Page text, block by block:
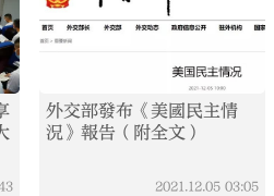
外交部發布《美國民主情
況》報告（附全文）
2021.12.05 03:05